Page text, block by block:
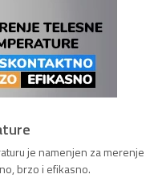
je namenjen za merenje
brzo i efikasno.